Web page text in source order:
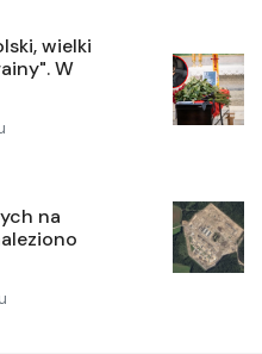
wielki
W
na